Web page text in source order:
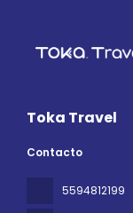
Toka Travel
Contacto
5594812199